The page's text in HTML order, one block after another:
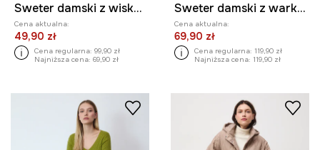
Sweter damski z wiskozą w pasy
Cena aktualna:
49,90 zł
Cena regularna: 99,90 zł
Najniższa cena: 69,90 zł
Sweter damski z warkoczowym splotem
Cena aktualna:
69,90 zł
Cena regularna: 119,90 zł
Najniższa cena: 119,90 zł